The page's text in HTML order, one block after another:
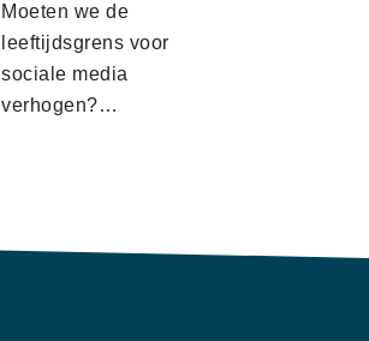
Moeten we de
leeftijdsgrens voor
sociale media
verhogen?…